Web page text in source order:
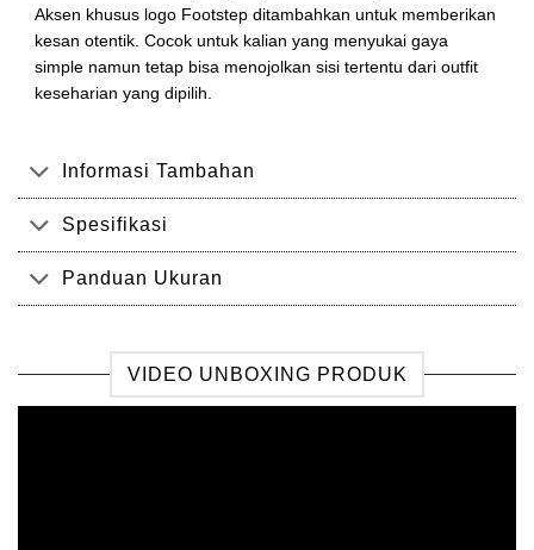
Aksen khusus logo Footstep ditambahkan untuk memberikan
kesan otentik. Cocok untuk kalian yang menyukai gaya
simple namun tetap bisa menojolkan sisi tertentu dari outfit
keseharian yang dipilih.
Informasi Tambahan
Spesifikasi
Panduan Ukuran
VIDEO UNBOXING PRODUK